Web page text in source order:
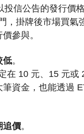
信公告的發行價格
，掛牌後市場買
參與。
低。
在 10 元、15 元或
資金，也能透過
追價。